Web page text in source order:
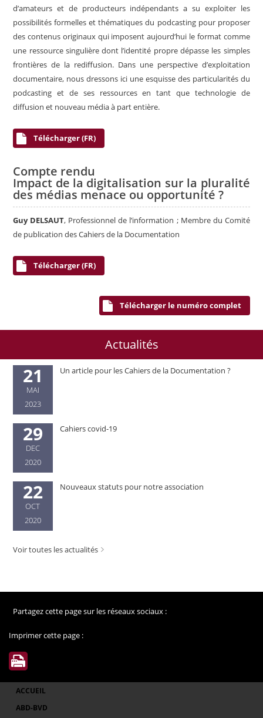
d’amateurs et de producteurs indépendants a su exploiter les
possibilités formelles et thématiques du podcasting pour proposer
des contenus originaux qui imposent aujourd’hui le format comme
une ressource singulière dont l’identité propre dépasse les simples
frontières de la rediffusion. Dans une perspective d’exploitation
documentaire, nous dressons ici une esquisse des particularités du
podcasting et de ses ressources en tant que technologie de
diffusion et nouveau média à part entière.
Télécharger (FR)
Compte rendu
Impact de la digitalisation sur la pluralité
des médias menace ou opportunité ?
Guy DELSAUT, Professionnel de l’information ; Membre du Comité
de publication des Cahiers de la Documentation
Télécharger (FR)
Télécharger le numéro complet
Actualités
21
MAI
2023
Un article pour les Cahiers de la Documentation ?
29
DEC
2020
Cahiers covid-19
22
OCT
2020
Nouveaux statuts pour notre association
Voir toutes les actualités
Partagez cette page sur les réseaux sociaux :
Imprimer cette page :
ACCUEIL
ABD-BVD